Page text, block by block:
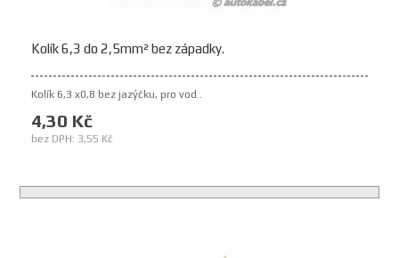
Kolík 6,3 do 2,5mm² bez západky.
Kolík 6,3 x0,8 bez jazýčku, pro vod..
4,30 Kč
bez DPH: 3,55 Kč